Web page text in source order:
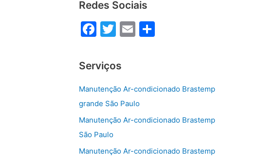
Redes Sociais
F
c
e
b
o
o
k
T
itt
er
E
Serviços
Manutenção Ar-condicionado Brastemp
grande São Paulo
Manutenção Ar-condicionado Brastemp
São Paulo
Manutenção Ar-condicionado Brastemp